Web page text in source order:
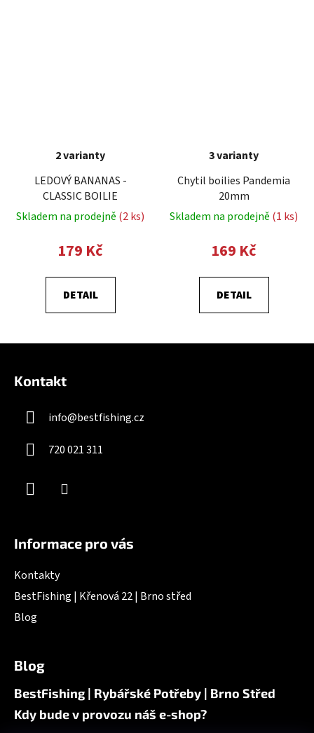
2 varianty
LEDOVÝ BANANAS -
CLASSIC BOILIE
Skladem na prodejně (2 ks)
179 Kč
DETAIL
3 varianty
Chytil boilies Pandemia
20mm
Skladem na prodejně (1 ks)
169 Kč
DETAIL
Kontakt
info@bestfishing.cz
720 021 311
Informace pro vás
Kontakty
BestFishing | Křenová 22 | Brno střed
Blog
Blog
BestFishing | Rybářské Potřeby | Brno Střed
Kdy bude v provozu náš e-shop?